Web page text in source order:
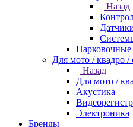
Назад
Для мото / квадро /
Назад
Для мото /
Акустика
Электроника
Бренды